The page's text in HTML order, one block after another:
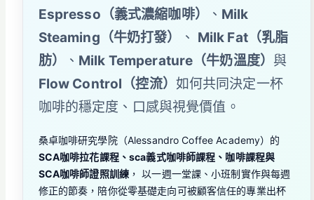
Espresso（義式濃縮咖啡）
、 Milk
Steaming（牛奶打發）
、 Milk Fat（乳脂
肪）
、 Milk Temperature（牛奶溫度） 與
Flow Control（控流） 如何共同決定一杯
咖啡的穩定度、口感與視覺價值。
桑卓咖啡研究學院（Alessandro Coffee Academy）的
SCA咖啡拉花課程、sca義式咖啡師課程、咖啡課程與
SCA咖啡師證照訓練， 以一週一堂課、小班制實作與每週
修正的節奏，陪你從零基礎走向可被顧客信任的專業出杯